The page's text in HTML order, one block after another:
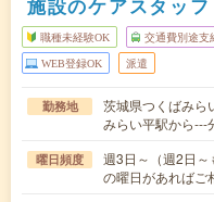
施設のケアスタッフ
職種未経験OK 交通費別途支
WEB登録OK 派遣
勤務地
茨城県つくばみら
みらい平駅から---
曜日頻度
週3日～（週2日～
の曜日があればご